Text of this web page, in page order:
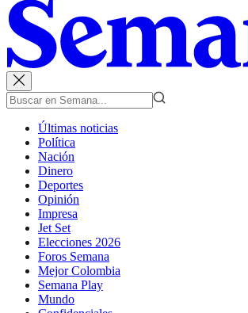
Últimas noticias
Política
Nación
Dinero
Deportes
Opinión
Impresa
Jet Set
Elecciones 2026
Foros Semana
Mejor Colombia
Semana Play
Mundo